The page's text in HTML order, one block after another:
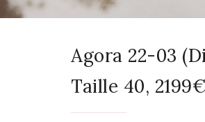
Agora 22-03
Taille 40,